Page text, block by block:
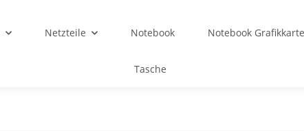
Netzteile Notebook Notebook
Tasche